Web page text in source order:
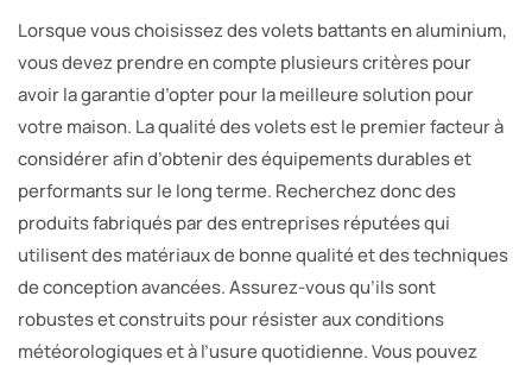
Lorsque vous choisissez des volets battants en aluminium,
vous devez prendre en compte plusieurs critères pour
avoir la garantie d’opter pour la meilleure solution pour
votre maison. La qualité des volets est le premier facteur à
considérer afin d’obtenir des équipements durables et
performants sur le long terme. Recherchez donc des
produits fabriqués par des entreprises réputées qui
utilisent des matériaux de bonne qualité et des techniques
de conception avancées. Assurez-vous qu’ils sont
robustes et construits pour résister aux conditions
météorologiques et à l’usure quotidienne. Vous pouvez